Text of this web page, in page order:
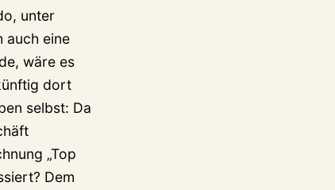
unter
auch eine
wäre es
dort
selbst: Da
„Top
Dem